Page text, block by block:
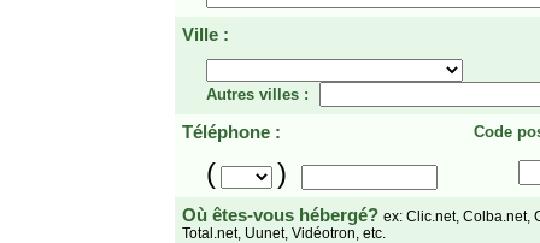
Ville :
Autres villes :
Téléphone : Code
( )
Où êtes-vous hébergé? ex: Clic.net, Colba.net,
Total.net, Uunet, Vidéotron, etc.